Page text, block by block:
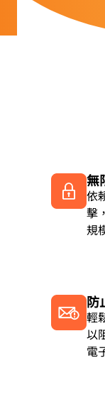
無
依
擊
規
防
輕
以
電